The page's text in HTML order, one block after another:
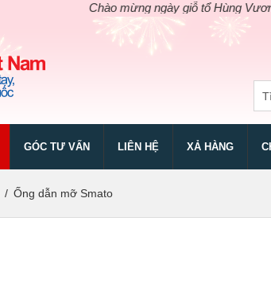
Chào mừng ngày giỗ tổ Hùng Vương.Xả
GÓC TƯ VẤN LIÊN HỆ XẢ HÀNG
/ Ống dẫn mỡ Smato